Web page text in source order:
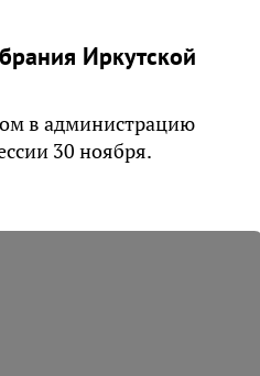
Иркутской
в администрацию
30 ноября.